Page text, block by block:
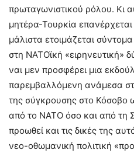
πρωταγωνιστικού ρόλου. Κι
μητέρα-Τουρκία
μάλιστα ετοιμάζεται
στη ΝΑΤΟϊκή «ειρηνευτική»
ναι μεν προσφέρει μια
παρεμβαλλόμενη ανάμεσα
της σύγκρουσης στο Κόσοβο
από το ΝΑΤΟ όσο και από τη
προωθεί και τις δικές της
νεο-οθωμανική πολιτική